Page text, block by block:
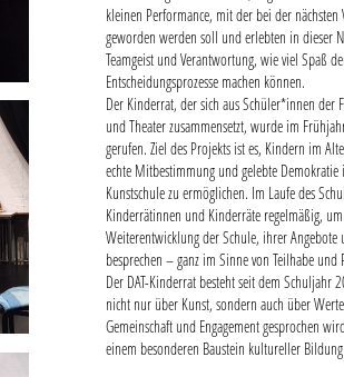
kleinen Performance, mit der bei der
geworden werden soll und erlebten in dieser
Teamgeist und Verantwortung, wie viel Spaß
Entscheidungsprozesse machen können.
Der Kinderrat, der sich aus Schüler*innen der
und Theater zusammensetzt, wurde im
gerufen. Ziel des Projekts ist es, Kindern im
echte Mitbestimmung und gelebte
Kunstschule zu ermöglichen. Im Laufe des
Kinderrätinnen und Kinderräte regelmäßig,
Weiterentwicklung der Schule, ihrer Angebote
besprechen – ganz im Sinne von Teilhabe und
Der DAT-Kinderrat besteht seit dem Schuljahr
nicht nur über Kunst, sondern auch über
Gemeinschaft und Engagement gesprochen
einem besonderen Baustein kultureller